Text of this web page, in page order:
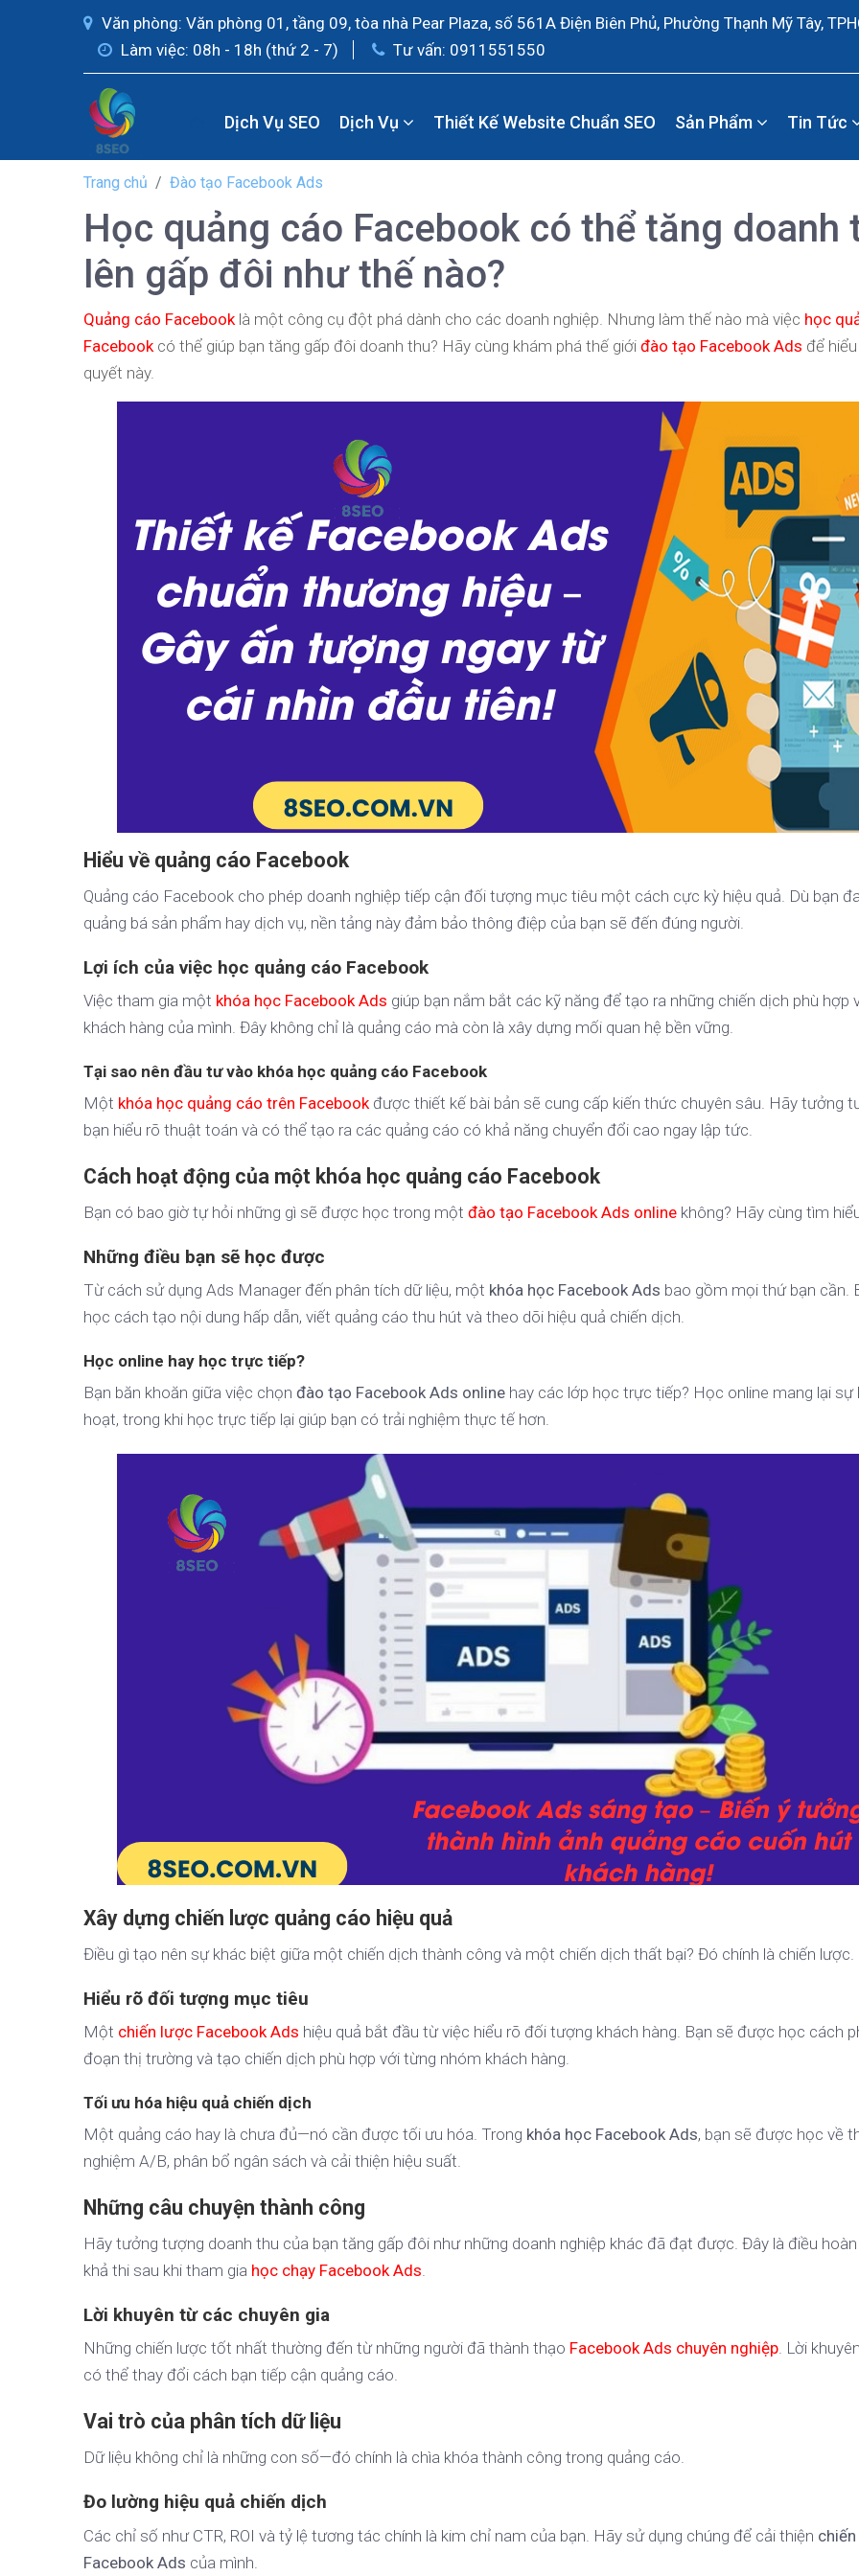
Văn phòng: Văn phòng 01, tầng 09, tòa nhà Pear Plaza, số 561A Điện Biên Phủ, Phường Thạnh Mỹ Tây,
Làm việc: 08h - 18h (thứ 2 - 7)
Tư vấn: 0911551550
Dịch Vụ SEO Dịch Vụ Thiết Kế Website Chuẩn SEO Sản Phẩm Tin Tức
Trang chủ Đào tạo Facebook Ads
Học quảng cáo Facebook có thể tăng doanh
lên gấp đôi như thế nào?
Quảng cáo Facebooklà một công cụ đột phá dành cho các doanh nghiệp. Nhưng làm thế nào mà việc học
Facebookcó thể giúp bạn tăng gấp đôi doanh thu? Hãy cùng khám phá thế giới đào tạo Facebook Ads để
quyết này.
Hiểu về quảng cáo Facebook
Quảng cáo Facebook cho phép doanh nghiệp tiếp cận đối tượng mục tiêu một cách cực kỳ hiệu quả. Dù bạn
quảng bá sản phẩm hay dịch vụ, nền tảng này đảm bảo thông điệp của bạn sẽ đến đúng người.
Lợi ích của việc học quảng cáo Facebook
Việc tham gia một khóa học Facebook Ads giúp bạn nắm bắt các kỹ năng để tạo ra những chiến dịch phù hợp
khách hàng của mình. Đây không chỉ là quảng cáo mà còn là xây dựng mối quan hệ bền vững.
Tại sao nên đầu tư vào khóa học quảng cáo Facebook
Một khóa học quảng cáo trên Facebook được thiết kế bài bản sẽ cung cấp kiến thức chuyên sâu. Hãy tưởng
bạn hiểu rõ thuật toán và có thể tạo ra các quảng cáo có khả năng chuyển đổi cao ngay lập tức.
Cách hoạt động của một khóa học quảng cáo Facebook
Bạn có bao giờ tự hỏi những gì sẽ được học trong một đào tạo Facebook Ads online không? Hãy cùng tìm
Những điều bạn sẽ học được
Từ cách sử dụng Ads Manager đến phân tích dữ liệu, một khóa học Facebook Ads bao gồm mọi thứ bạn cần.
học cách tạo nội dung hấp dẫn, viết quảng cáo thu hút và theo dõi hiệu quả chiến dịch.
Học online hay học trực tiếp?
Bạn băn khoăn giữa việc chọn đào tạo Facebook Ads online hay các lớp học trực tiếp? Học online mang lại sự
hoạt, trong khi học trực tiếp lại giúp bạn có trải nghiệm thực tế hơn.
Xây dựng chiến lược quảng cáo hiệu quả
Điều gì tạo nên sự khác biệt giữa một chiến dịch thành công và một chiến dịch thất bại? Đó chính là chiến lược.
Hiểu rõ đối tượng mục tiêu
Một chiến lược Facebook Ads hiệu quả bắt đầu từ việc hiểu rõ đối tượng khách hàng. Bạn sẽ được học cách
đoạn thị trường và tạo chiến dịch phù hợp với từng nhóm khách hàng.
Tối ưu hóa hiệu quả chiến dịch
Một quảng cáo hay là chưa đủ—nó cần được tối ưu hóa. Trong khóa học Facebook Ads, bạn sẽ được học về
nghiệm A/B, phân bổ ngân sách và cải thiện hiệu suất.
Những câu chuyện thành công
Hãy tưởng tượng doanh thu của bạn tăng gấp đôi như những doanh nghiệp khác đã đạt được. Đây là điều
khả thi sau khi tham gia học chạy Facebook Ads
Lời khuyên từ các chuyên gia
Những chiến lược tốt nhất thường đến từ những người đã thành thạo Facebook Ads chuyên nghiệp. Lời
có thể thay đổi cách bạn tiếp cận quảng cáo.
Vai trò của phân tích dữ liệu
Dữ liệu không chỉ là những con số—đó chính là chìa khóa thành công trong quảng cáo.
Đo lường hiệu quả chiến dịch
Các chỉ số như CTR, ROI và tỷ lệ tương tác chính là kim chỉ nam của bạn. Hãy sử dụng chúng để cải thiện
Facebook Ads của mình.